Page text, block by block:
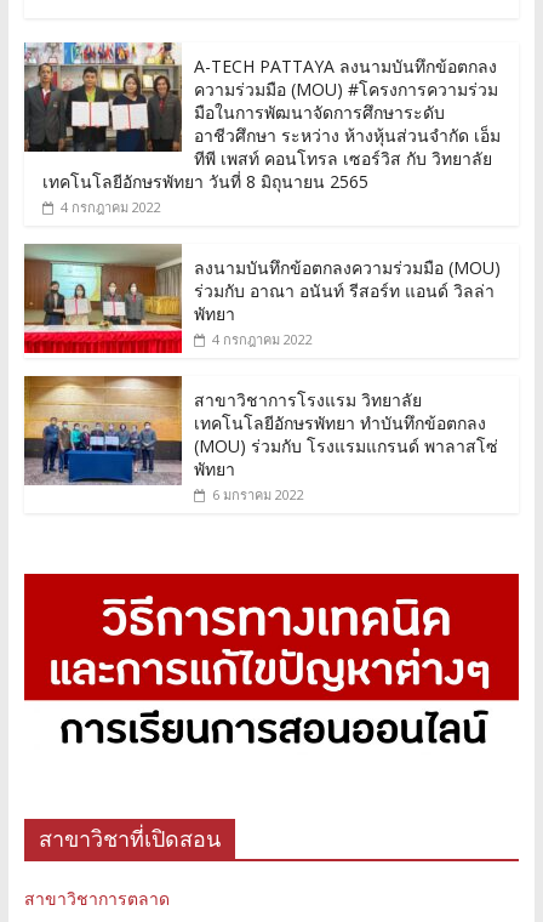
A-TECH PATTAYA ลงนามบันทึกข้อตกลง
ความร่วมมือ (MOU) #โครงการความร่วม
มือในการพัฒนาจัดการศึกษาระดับ
อาชีวศึกษา ระหว่าง ห้างหุ้นส่วนจำกัด เอ็ม
ทีพี เพสท์ คอนโทรล เซอร์วิส กับ วิทยาลัย
เทคโนโลยีอักษรพัทยา วันที่ 8 มิถุนายน 2565
4 กรกฎาคม 2022
ลงนามบันทึกข้อตกลงความร่วมมือ (MOU)
ร่วมกับ อาณา อนันท์ รีสอร์ท แอนด์ วิลล่า
พัทยา
4 กรกฎาคม 2022
สาขาวิชาการโรงแรม วิทยาลัย
เทคโนโลยีอักษรพัทยา ทำบันทึกข้อตกลง
(MOU) ร่วมกับ โรงแรมแกรนด์ พาลาสโซ่
พัทยา
6 มกราคม 2022
สาขาวิชาที่เปิดสอน
สาขาวิชาการตลาด